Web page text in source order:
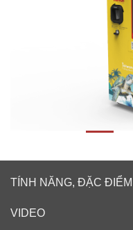
TÍNH NĂNG, ĐẶC ĐIỂM
VIDEO